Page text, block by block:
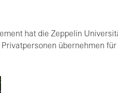
hat die Zeppelin
übernehmen für